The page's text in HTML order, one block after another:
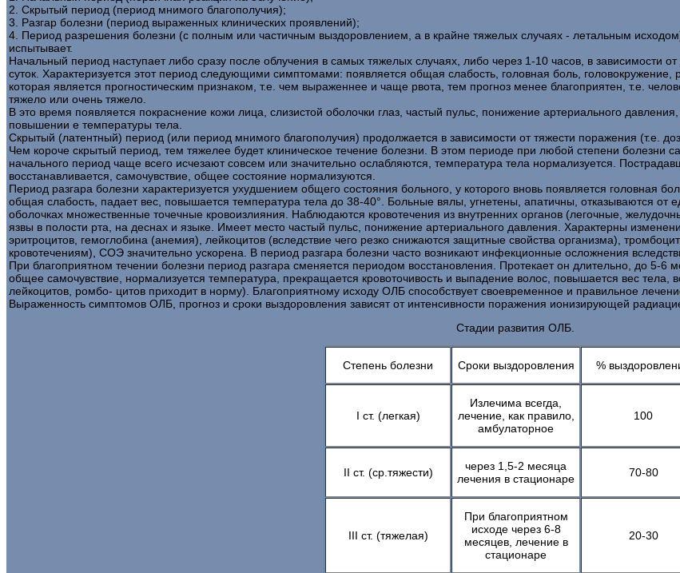
2. Скрытый период (период мнимого благополучия);
3. Разгар болезни (период выраженных клинических проявлений);
4. Период разрешения болезни (с полным или частичным выздоровлением, а в крайне тяжелых случаях - летальным
испытывает.
Начальный период наступает либо сразу после облучения в самых тяжелых случаях, либо через 1-10 часов, в зависимости
суток. Характеризуется этот период следующими симптомами: появляется общая слабость, головная боль, головокружение,
которая является прогностическим признаком, т.е. чем выраженнее и чаще рвота, тем прогноз менее благоприятен, т.е.
тяжело или очень тяжело.
В это время появляется покраснение кожи лица, слизистой оболочки глаз, частый пульс, понижение артериального
повышении е температуры тела.
Скрытый (латентный) период (или период мнимого благополучия) продолжается в зависимости от тяжести поражения (т.е.
Чем короче скрытый период, тем тяжелее будет клиническое течение болезни. В этом периоде при любой степени болезни
начального период чаще всего исчезают совсем или значительно ослабляются, температура тела нормализуется.
восстанавливается, самочувствие, общее состояние нормализуются.
Период разгара болезни характеризуется ухудшением общего состояния больного, у которого вновь появляется головная
общая слабость, падает вес, повышается температура тела до 38-40°. Больные вялы, угнетены, апатичны, отказываются от
оболочках множественные точечные кровоизлияния. Наблюдаются кровотечения из внутренних органов (легочные,
язвы в полости рта, на деснах и языке. Имеет место частый пульс, понижение артериального давления. Характерны
эритроцитов, гемоглобина (анемия), лейкоцитов (вследствие чего резко снижаются защитные свойства организма),
кровотечениям), СОЭ значительно ускорена. В период разгара болезни часто возникают инфекционные осложнения
При благоприятном течении болезни период разгара сменяется периодом восстановления. Протекает он длительно, до 5-6
общее самочувствие, нормализуется температура, прекращается кровоточивость и выпадение волос, повышается вес тела,
лейкоцитов, ромбо- цитов приходит в норму). Благоприятному исходу ОЛБ способствует своевременное и правильное
Выраженность симптомов ОЛБ, прогноз и сроки выздоровления зависят от интенсивности поражения ионизирующей
Стадии развития ОЛБ.
Степень болезни Сроки выздоровления %
I ст. (легкая)
Излечима всегда,
лечение, как правило,
амбулаторное
100
II ст. (ср.тяжести)
через 1,5-2 месяца
лечения в стационаре
70-80
III ст. (тяжелая)
При благоприятном
исходе через 6-8
месяцев, лечение в
стационаре
20-30